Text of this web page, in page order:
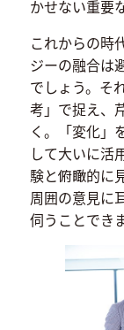
かせない重要
これからの時
ジーの融合は
でしょう。そ
考」で捉え、
く。「変化」
して大いに活
験と俯瞰的に
周囲の意見に
伺うことでき